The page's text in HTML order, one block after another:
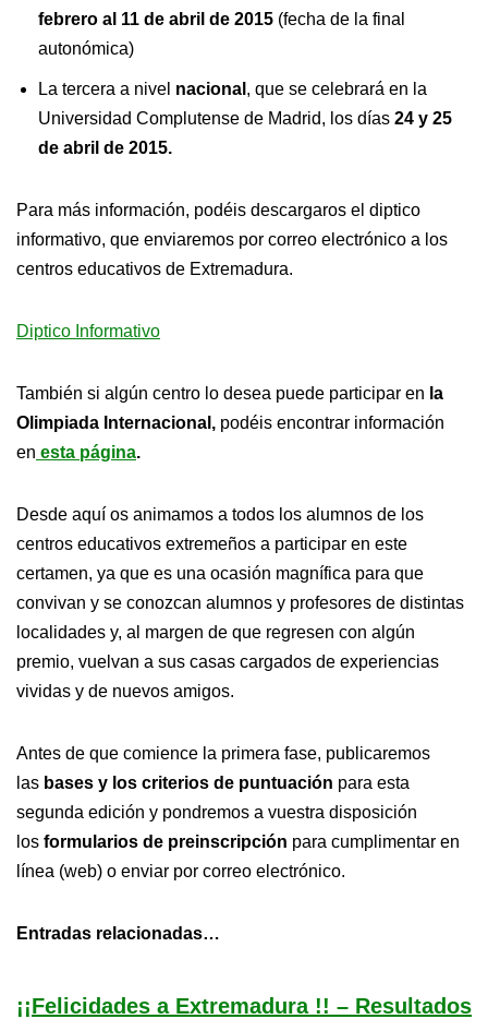
febrero al 11 de abril de 2015 (fecha de la final
autonómica)
La tercera a nivel nacional , que se celebrará en la
Universidad Complutense de Madrid, los días 24 y 25
de abril de 2015.
Para más información, podéis descargaros el diptico
informativo, que enviaremos por correo electrónico a los
centros educativos de Extremadura.
Diptico Informativo
También si algún centro lo desea puede participar en la
Olimpiada Internacional, podéis encontrar información
en esta página.
Desde aquí os animamos a todos los alumnos de los
centros educativos extremeños a participar en este
certamen, ya que es una ocasión magnífica para que
convivan y se conozcan alumnos y profesores de distintas
localidades y, al margen de que regresen con algún
premio, vuelvan a sus casas cargados de experiencias
vividas y de nuevos amigos.
Antes de que comience la primera fase, publicaremos
las bases y los criterios de puntuación para esta
segunda edición y pondremos a vuestra disposición
los formularios de preinscripción para cumplimentar en
línea (web) o enviar por correo electrónico.
Entradas relacionadas…
¡¡Felicidades a Extremadura !! – Resultados